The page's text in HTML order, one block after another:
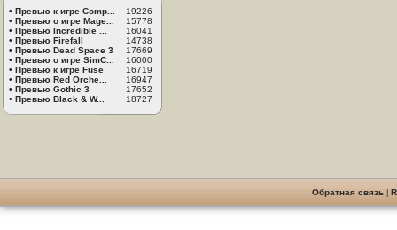
• Превью к игре Comp...
19226
• Превью о игре Mage...
15778
• Превью Incredible ...
16041
• Превью Firefall
14738
• Превью Dead Space 3
17669
• Превью о игре SimC...
16000
• Превью к игре Fuse
16719
• Превью Red Orche...
16947
• Превью Gothic 3
17652
• Превью Black & W... 18727
Обратная связь